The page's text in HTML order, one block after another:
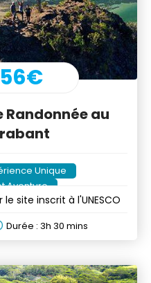
56€
au
Unique
Aventure
site inscrit à l'UNESCO
Durée : 3h 30 mins